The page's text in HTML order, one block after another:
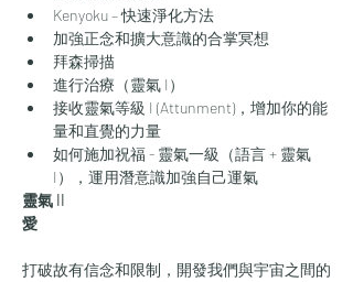
Kenyoku – 快速淨化方法
加強正念和擴大意識的合掌冥想
拜森掃描
進行治療（靈氣 I）
接收靈氣等級 I (Attunment)，增加你的能
量和直覺的力量
如何施加祝福 - 靈氣一級（語言 + 靈氣
I），運用潛意識加強自己運氣
靈氣 II
愛
打破故有信念和限制，開發我們與宇宙之間的